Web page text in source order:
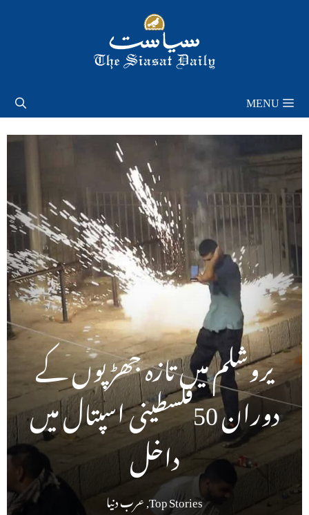
MENU
یروشلم میں تازہ جھڑپوں کے
دوران 50فلسطینی اسپتال میں
داخل
Top Stories
,عرب دنیا